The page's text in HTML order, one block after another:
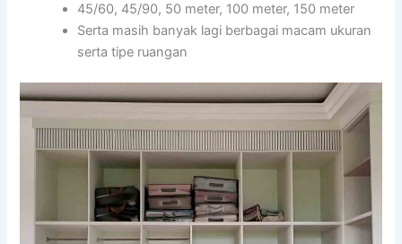
45/60, 45/90, 50 meter, 100 meter, 150 meter
Serta masih banyak lagi berbagai macam ukuran
serta tipe ruangan